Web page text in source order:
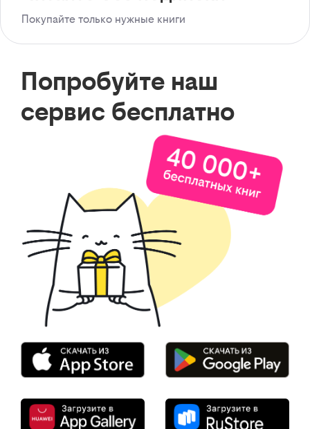
Покупайте только нужные книги
Попробуйте наш
сервис бесплатно